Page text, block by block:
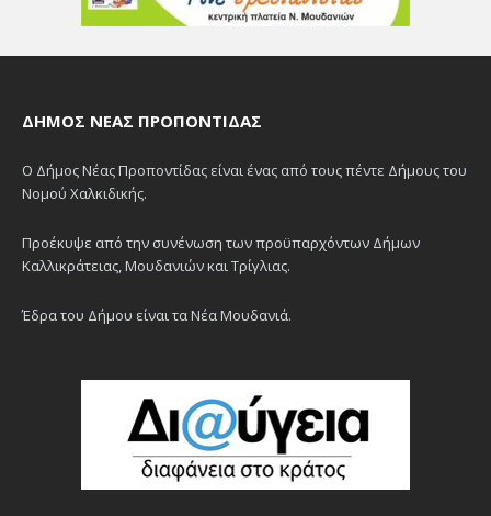
ΔΉΜΟΣ ΝΈΑΣ ΠΡΟΠΟΝΤΊΔΑΣ
Ο Δήμος Νέας Προποντίδας είναι ένας από τους πέντε Δήμους του
Νομού Χαλκιδικής.
Προέκυψε από την συνένωση των προϋπαρχόντων Δήμων
Καλλικράτειας, Μουδανιών και Τρίγλιας.
Έδρα του Δήμου είναι τα Νέα Μουδανιά.